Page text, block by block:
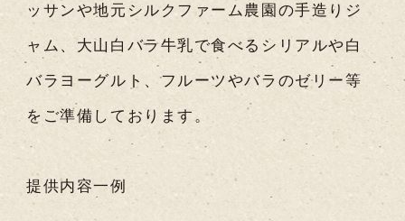
ッサンや地元シルクファーム農園の手造りジ
ャム、大山白バラ牛乳で食べるシリアルや白
バラヨーグルト、フルーツやバラのゼリー等
をご準備しております。
提供内容一例